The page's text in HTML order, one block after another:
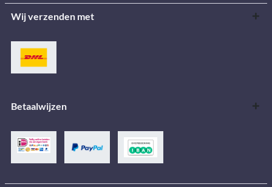
Wij verzenden met
Betaalwijzen